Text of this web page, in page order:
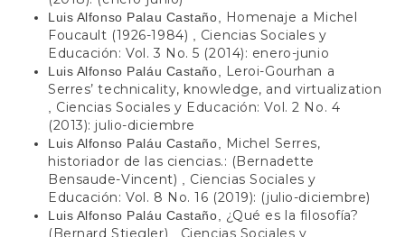
Luis Alfonso Palau Castaño,
Homenaje a Michel
Foucault (1926-1984)
Ciencias Sociales y
Educación: Vol. 3 No. 5 (2014): enero-junio
Luis Alfonso Paláu Castaño,
Leroi-Gourhan a
Serres’ technicality, knowledge, and virtualization
Ciencias Sociales y Educación: Vol. 2 No. 4
(2013): julio-diciembre
Luis Alfonso Paláu Castaño,
Michel Serres,
historiador de las ciencias.: (Bernadette
Bensaude-Vincent)
Ciencias Sociales y
Educación: Vol. 8 No. 16 (2019): (julio-diciembre)
Luis Alfonso Paláu Castaño, ¿Qué es la filosofía?
(Bernard Stiegler)
Ciencias Sociales y